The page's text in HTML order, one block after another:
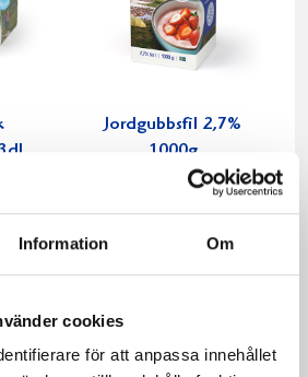
Information Om
cookies
för att anpassa innehållet
Jordgubbsfil 2,7%
1000g